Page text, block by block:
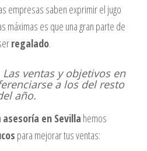
empresas saben exprimir el jugo
máximas es que una gran parte de
regalado.
Las ventas y objetivos en
a los del resto
año.
asesoría en Sevilla hemos
para mejorar tus ventas: